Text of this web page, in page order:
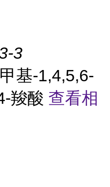
3
基-1,4,5,6-
羧酸 查看相